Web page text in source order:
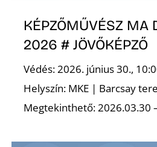
KÉPZŐMŰVÉSZ MA
2026 # JÖVŐKÉPZŐ
Védés: 2026. június 30.,
Helyszín: MKE | Barcsay
Megtekinthető: 2026.03.30